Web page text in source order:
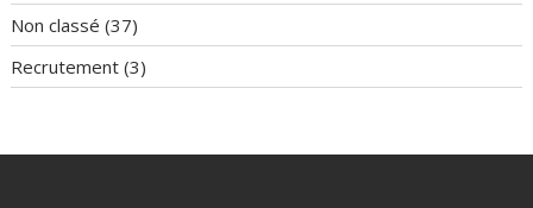
Non classé (37)
Recrutement (3)